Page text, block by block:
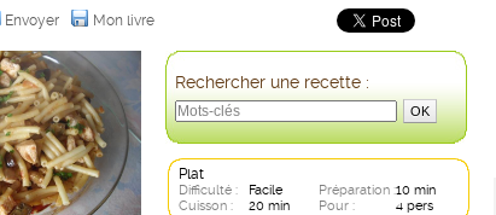
Envoyer Mon livre
Rechercher une recette :
Plat
Difficulté : Facile Préparation :10 min
Cuisson :
20 min Pour : 4 pers